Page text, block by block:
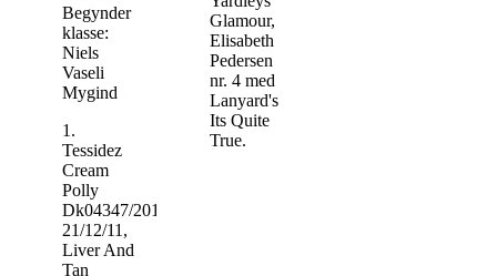
Begynder
klasse:
Niels
Vaseli
Mygind
1.
Tessidez
Cream
Polly
Dk04347/2012,
21/12/11,
Liver And
Tan
Glamour,
Elisabeth
Pedersen
nr. 4 med
Lanyard's
Its Quite
True.